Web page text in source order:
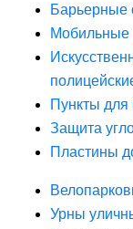
Барьерные
Мобильные
Пункты для
Защита
Пластины
Урны